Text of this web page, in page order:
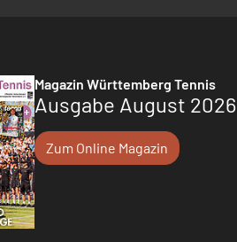
Magazin Württemberg Tennis
Ausgabe August 2026
Zum Online Magazin